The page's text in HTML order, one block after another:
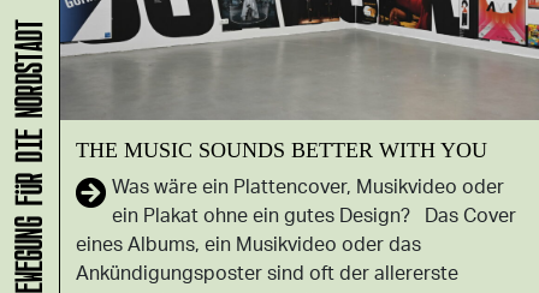
THE MUSIC SOUNDS BETTER WITH YOU
Was wäre ein Plattencover, Musikvideo oder
ein Plakat ohne ein gutes Design? Das Cover
eines Albums, ein Musikvideo oder das
Ankündigungsposter sind oft der allererste